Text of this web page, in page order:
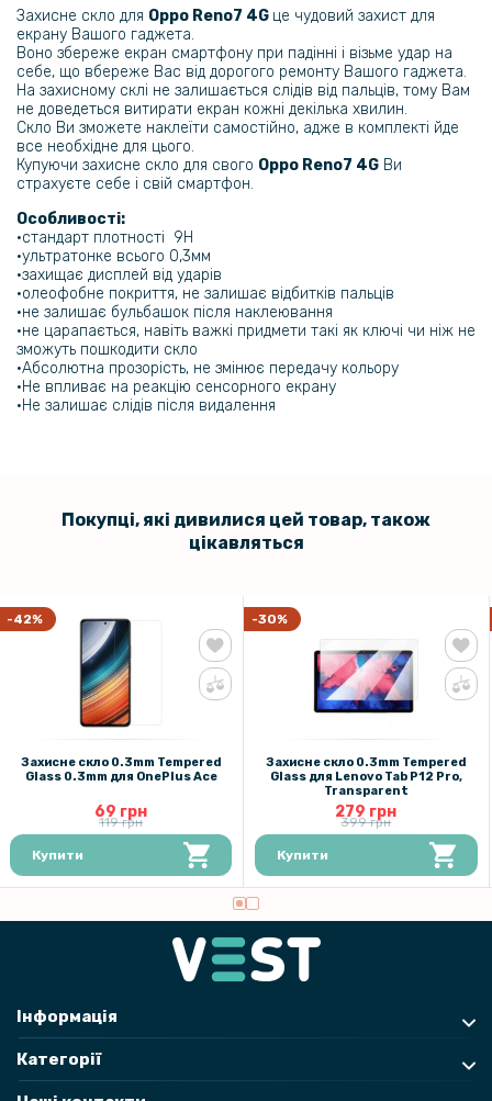
Захисне скло для Oppo Reno7 4G це чудовий захист для
екрану Вашого гаджета.
Воно збереже екран смартфону при падінні і візьме удар на
себе, що вбереже Вас від дорогого ремонту Вашого гаджета.
На захисному склі не залишається слідів від пальців, тому Вам
не доведеться витирати екран кожні декілька хвилин.
Скло Ви зможете наклеїти самостійно, адже в комплекті йде
все необхідне для цього.
Купуючи захисне скло для свого Oppo Reno7 4G Ви
страхуєте себе і свій смартфон.
Особливості:
•стандарт плотності 9H
•ультратонке всього 0,3мм
•захищає дисплей від ударів
•олеофобне покриття, не залишає відбитків пальців
•не залишає бульбашок після наклеювання
•не царапається, навіть важкі придмети такі як ключі чи ніж не
зможуть пошкодити скло
•Абсолютна прозорість, не змінює передачу кольору
•Не впливає на реакцію сенсорного екрану
•Не залишає слідів після видалення
Покупці, які дивилися цей товар, також
цікавляться
-42%
Захисне скло 0.3mm Tempered
Glass 0.3mm для OnePlus Ace
69 грн
119 грн
Купити
-30%
Захисне скло 0.3mm Tempered
Glass для Lenovo Tab P12 Pro,
Transparent
279 грн
399 грн
Купити
Інформація
Категорії